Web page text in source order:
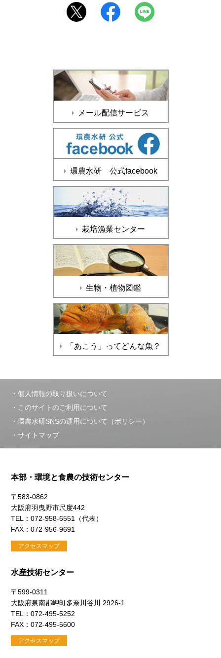
メール配信サービス
環農水研 公式facebook
栽培漁業センター
生物・植物図鑑
「あこう」ってどんな魚？
個人情報の取り扱いについて
このサイトのご利用について
環農水研SNSの運用について（ポリシー）
サイトマップ
本部・環境と食農の技術センター
〒583-0862
大阪府羽曳野市尺度442
TEL：072-958-6551（代表）
FAX：072-956-9691
アクセスマップ
水産技術センター
〒599-0311
大阪府泉南郡岬町多奈川谷川 2926-1
TEL：072-495-5252
FAX：072-495-5600
アクセスマップ